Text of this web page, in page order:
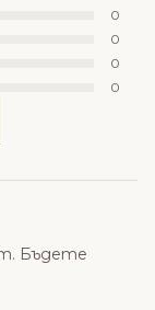
0
0
0
0
Бъдете